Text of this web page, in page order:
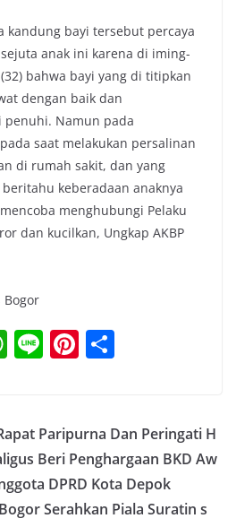
kandung bayi tersebut percaya
anak ini karena di iming-
bahwa bayi yang di titipkan
dengan baik dan
penuhi. Namun pada
saat melakukan persalinan
di rumah sakit, dan yang
keberadaan anaknya
menghubungi Pelaku
dan kucilkan, Ungkap AKBP
Bogor
W
s
A
p
p
Li Pi
e
st
e
Paripurna Dan Peringati H
Beri Penghargaan BKD Aw
DPRD Kota Depok
Serahkan Piala Suratin s